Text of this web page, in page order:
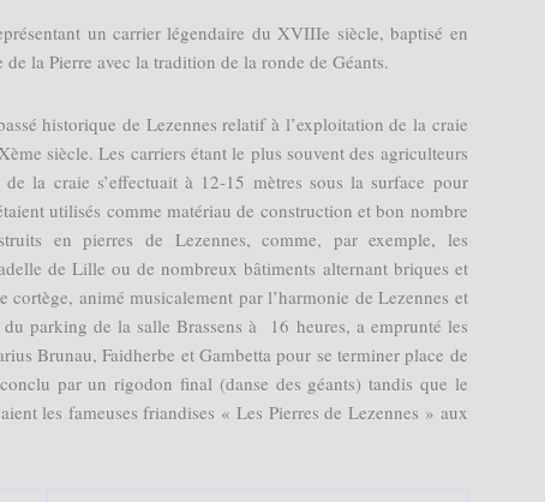
un carrier légendaire du XVIIIe siècle, baptisé en
la Pierre avec la tradition de la ronde de Géants.
historique de Lezennes relatif à l’exploitation de la craie
siècle. Les carriers étant le plus souvent des agriculteurs
la craie s’effectuait à 12-15 mètres sous la surface pour
utilisés comme matériau de construction et bon nombre
en pierres de Lezennes, comme, par exemple, les
de Lille ou de nombreux bâtiments alternant briques et
animé musicalement par l’harmonie de Lezennes et
parking de la salle Brassens à 16 heures, a emprunté les
Brunau, Faidherbe et Gambetta pour se terminer place de
par un rigodon final (danse des géants) tandis que le
les fameuses friandises « Les Pierres de Lezennes » aux